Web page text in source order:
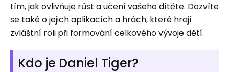
tím, jak ovlivňuje růst a učení vašeho dítěte. Dozvíte
se také o jejich aplikacích a hrách, které hrají
zvláštní roli při formování celkového vývoje dětí.
Kdo je Daniel Tiger?